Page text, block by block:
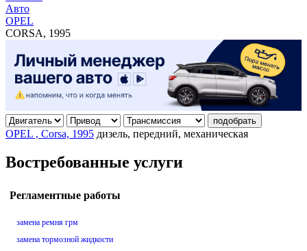
Авто
OPEL
CORSA, 1995
подобрать
OPEL , Corsa, 1995 дизель, передний, механическая
Востребованные услуги
Регламентные работы
замена ремня грм
замена тормозной жидкости